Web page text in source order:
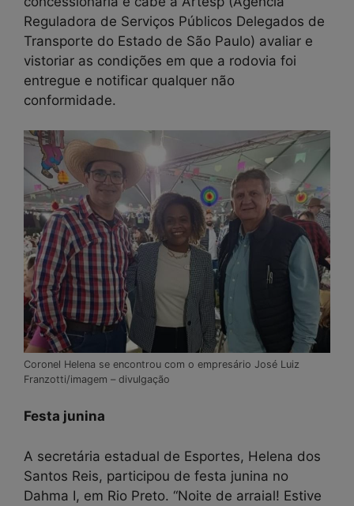
Reguladora de Serviços Públicos Delegados de
Transporte do Estado de São Paulo) avaliar e
vistoriar as condições em que a rodovia foi
entregue e notificar qualquer não
conformidade.
Coronel Helena se encontrou com o empresário José Luiz
Franzotti/imagem – divulgação
Festa junina
A secretária estadual de Esportes, Helena dos
Santos Reis, participou de festa junina no
Dahma I, em Rio Preto. “Noite de arraial! Estive